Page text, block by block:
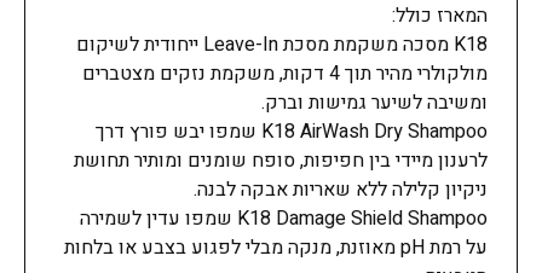
המארז כולל:
K18 מסכה משקמת מסכת Leave-In ייחודית לשיקום
מולקולרי מהיר תוך 4 דקות, משקמת נזקים מצטברים
ומשיבה לשיער גמישות וברק.
K18 AirWash Dry Shampoo שמפו יבש פורץ דרך
לרענון מיידי בין חפיפות, סופח שומנים ומותיר תחושת
ניקיון קלילה ללא שאריות אבקה לבנה.
K18 Damage Shield Shampoo שמפו עדין לשמירה
על רמת pH מאוזנת, מנקה מבלי לפגוע בצבע או בלחות